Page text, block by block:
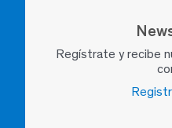
Regístrate y recibe